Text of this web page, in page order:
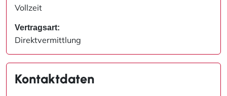
Vollzeit
Vertragsart:
Direktvermittlung
Kontaktdaten